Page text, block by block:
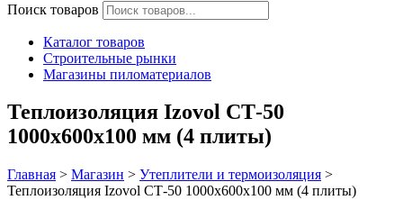
Поиск товаров
Каталог товаров
Строительные рынки
Магазины пиломатериалов
Теплоизоляция Izovol СТ-50
1000х600х100 мм (4 плиты)
Главная > Магазин > Утеплители и термоизоляция >
Теплоизоляция Izovol СТ-50 1000х600х100 мм (4 плиты)